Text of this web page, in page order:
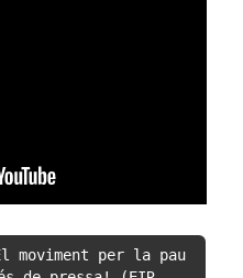
moviment per la pau